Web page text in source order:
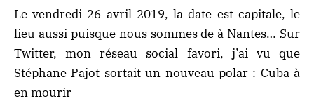
Le vendredi 26 avril 2019, la date est capitale, le
lieu aussi puisque nous sommes de à Nantes… Sur
Twitter, mon réseau social favori, j’ai vu que
Stéphane Pajot sortait un nouveau polar : Cuba à
en mourir